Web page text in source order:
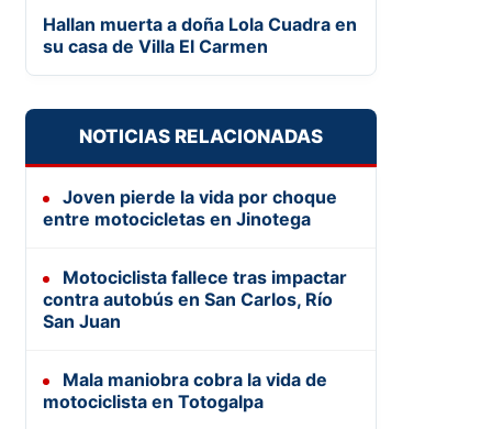
Hallan muerta a doña Lola Cuadra en
su casa de Villa El Carmen
NOTICIAS RELACIONADAS
Joven pierde la vida por choque
entre motocicletas en Jinotega
Motociclista fallece tras impactar
contra autobús en San Carlos, Río
San Juan
Mala maniobra cobra la vida de
motociclista en Totogalpa